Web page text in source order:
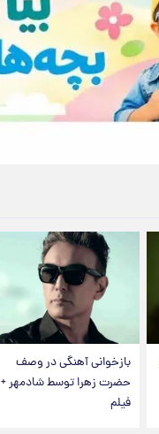
بازخوانی آهنگی در وصف
حضرت زهرا توسط شادمهر +
فیلم